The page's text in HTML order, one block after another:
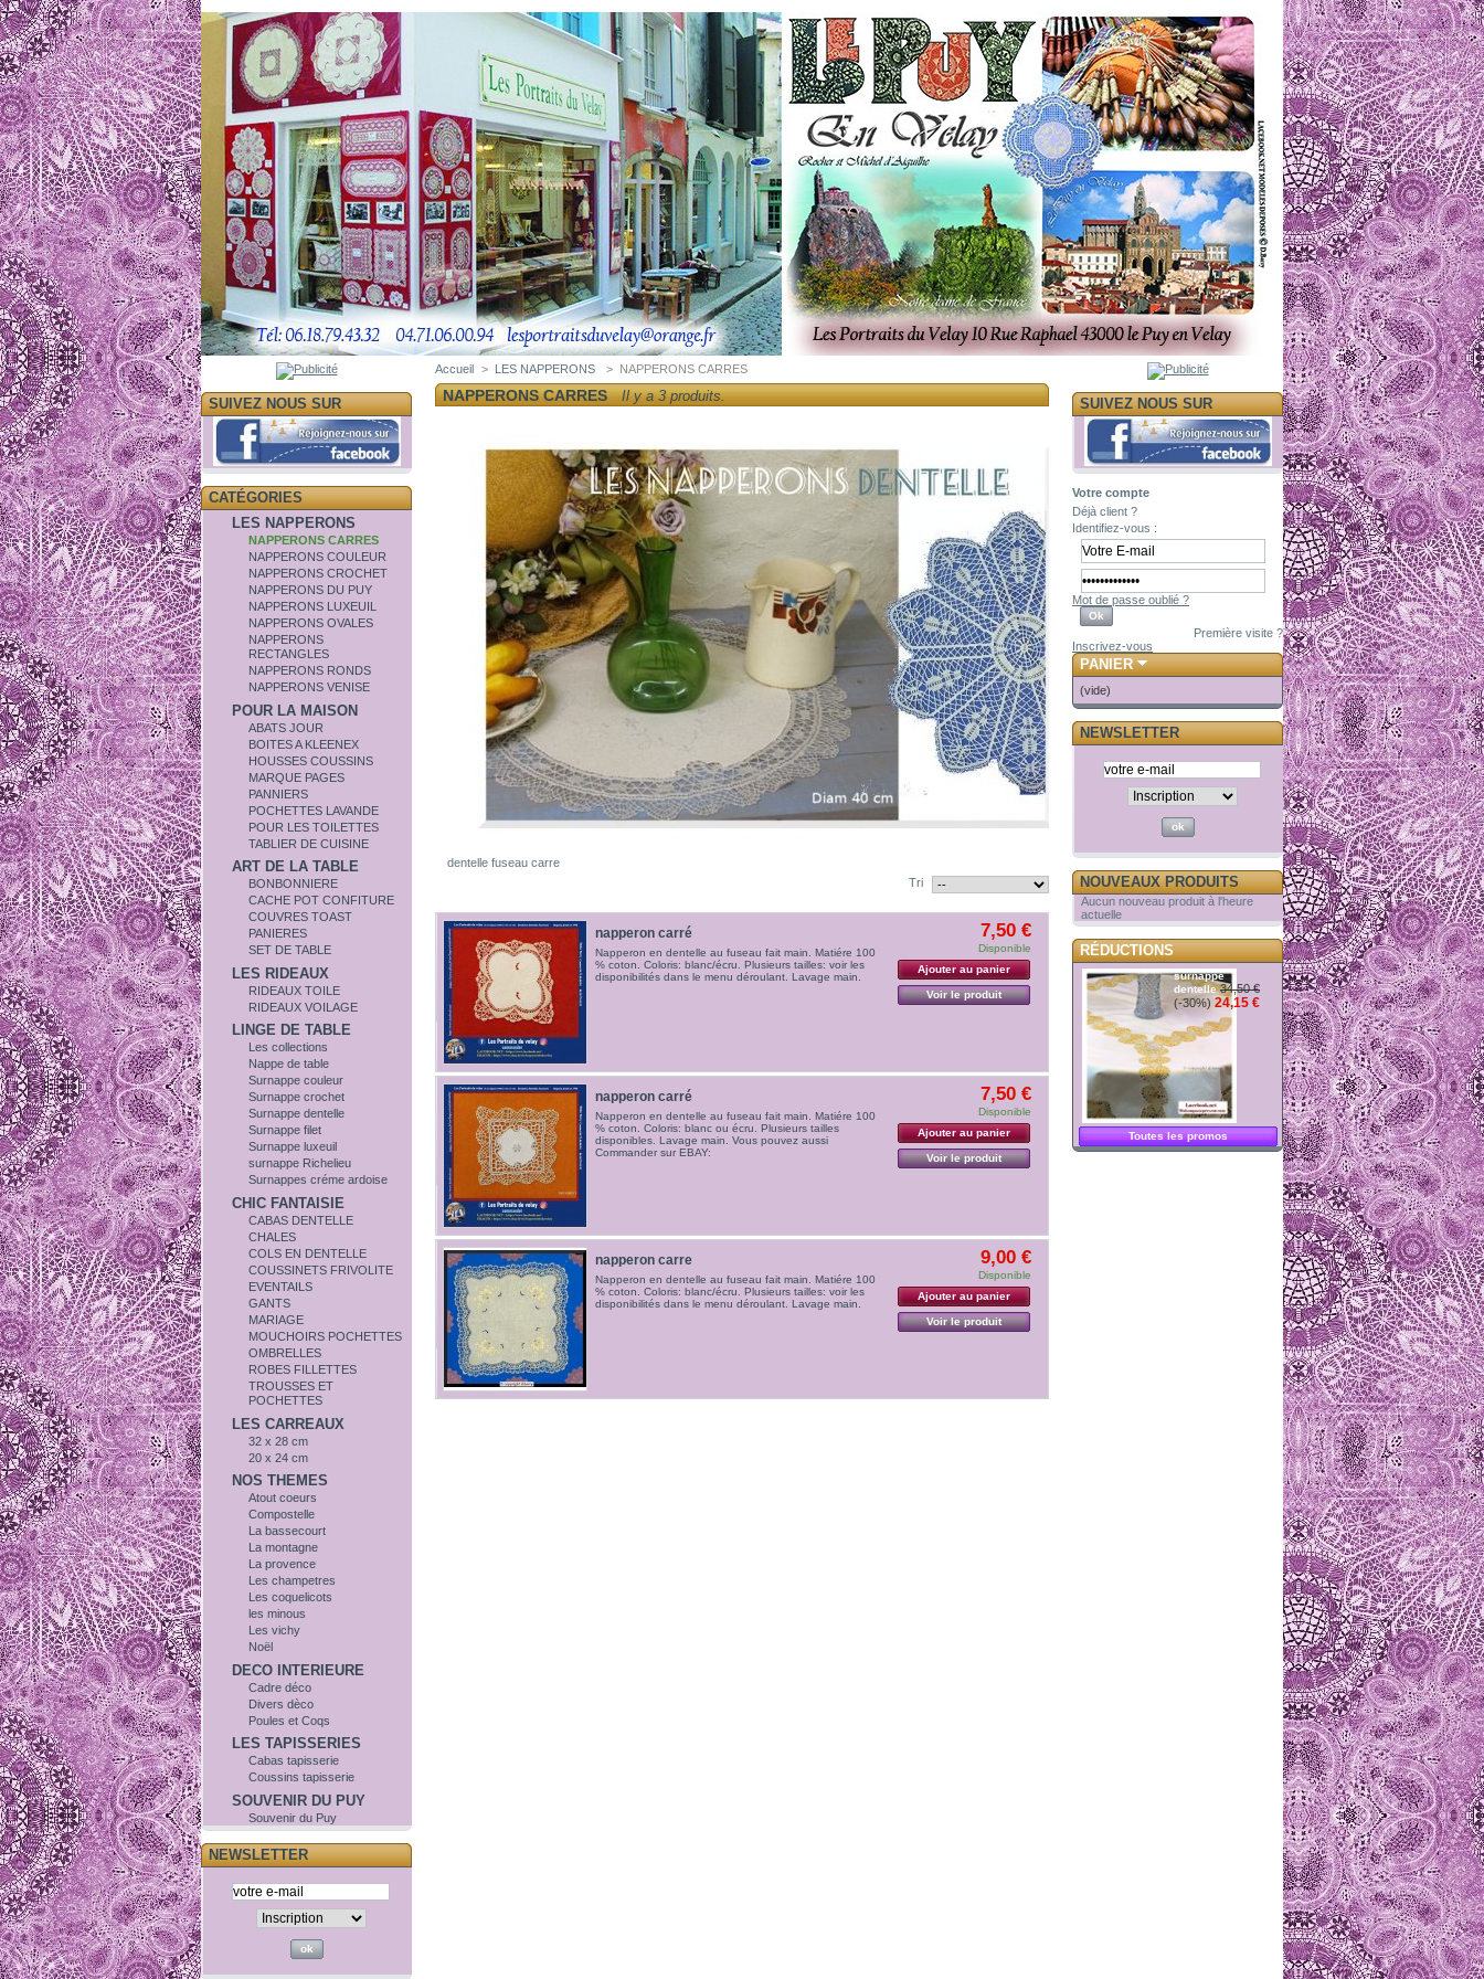
SUIVEZ NOUS SUR
CATÉGORIES
LES NAPPERONS
NAPPERONS CARRES
NAPPERONS COULEUR
NAPPERONS CROCHET
NAPPERONS DU PUY
NAPPERONS LUXEUIL
NAPPERONS OVALES
NAPPERONS
RECTANGLES
NAPPERONS RONDS
NAPPERONS VENISE
POUR LA MAISON
ABATS JOUR
BOITES A KLEENEX
HOUSSES COUSSINS
MARQUE PAGES
PANNIERS
POCHETTES LAVANDE
POUR LES TOILETTES
TABLIER DE CUISINE
ART DE LA TABLE
BONBONNIERE
CACHE POT CONFITURE
COUVRES TOAST
PANIERES
SET DE TABLE
LES RIDEAUX
RIDEAUX TOILE
RIDEAUX VOILAGE
LINGE DE TABLE
Les collections
Nappe de table
Surnappe couleur
Surnappe crochet
Surnappe dentelle
Surnappe filet
Surnappe luxeuil
surnappe Richelieu
Surnappes créme ardoise
CHIC FANTAISIE
CABAS DENTELLE
CHALES
COLS EN DENTELLE
COUSSINETS FRIVOLITE
EVENTAILS
GANTS
MARIAGE
MOUCHOIRS POCHETTES
OMBRELLES
ROBES FILLETTES
TROUSSES ET
POCHETTES
LES CARREAUX
32 x 28 cm
20 x 24 cm
NOS THEMES
Atout coeurs
Compostelle
La bassecourt
La montagne
La provence
Les champetres
Les coquelicots
les minous
Les vichy
Noël
DECO INTERIEURE
Cadre déco
Divers dèco
Poules et Coqs
LES TAPISSERIES
Cabas tapisserie
Coussins tapisserie
SOUVENIR DU PUY
Souvenir du Puy
NEWSLETTER
Accueil > LES NAPPERONS > NAPPERONS CARRES
NAPPERONS CARRES Il y a 3 produits.
dentelle fuseau carre
Tri
napperon carré
Napperon en dentelle au fuseau fait main. Matiére 100
% coton. Coloris: blanc/écru. Plusieurs tailles: voir les
disponibilités dans le menu déroulant. Lavage main.
7,50 €
Disponible
Ajouter au panier
Voir le produit
napperon carré
Napperon en dentelle au fuseau fait main. Matiére 100
% coton. Coloris: blanc ou écru. Plusieurs tailles
disponibles. Lavage main. Vous pouvez aussi
Commander sur EBAY:
7,50 €
Disponible
Ajouter au panier
Voir le produit
napperon carre
Napperon en dentelle au fuseau fait main. Matiére 100
% coton. Coloris: blanc/écru. Plusieurs tailles: voir les
disponibilités dans le menu déroulant. Lavage main.
9,00 €
Disponible
Ajouter au panier
Voir le produit
SUIVEZ NOUS SUR
Votre compte
Déjà client ?
Identifiez-vous :
Mot de passe oublié ?
Première visite ?
Inscrivez-vous
PANIER
(vide)
NEWSLETTER
NOUVEAUX PRODUITS
Aucun nouveau produit à l'heure
actuelle
RÉDUCTIONS
surnappe
dentelle34,50 €
(-30%) 24,15 €
Toutes les promos